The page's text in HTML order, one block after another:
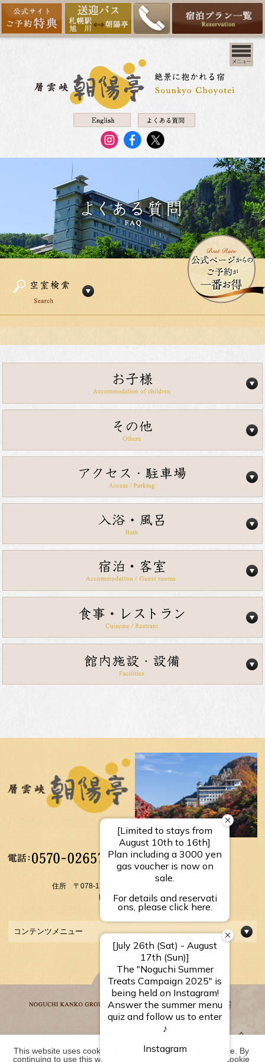
【受付時間】
10：00～17：00
住所 〒078-1795 北海道上川郡上川町層雲峡温泉
FAX： 01658-5-3054
コンテンツメニュー
野口観光グループ一覧
This website uses cookies to improve your user experience. By
continuing to use this website, you have agreed with our cookie